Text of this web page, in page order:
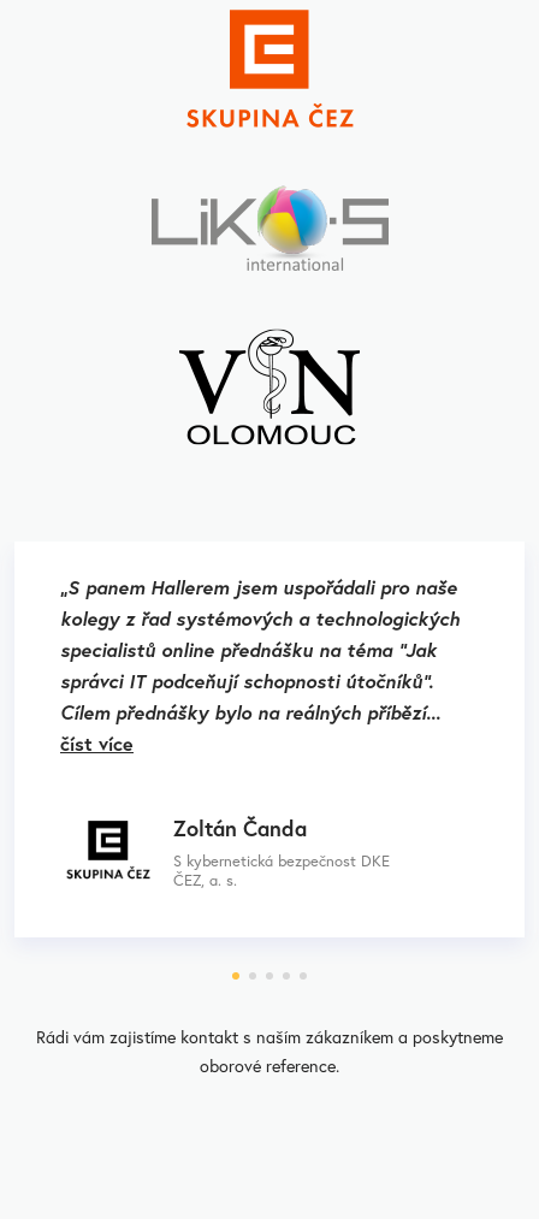
„S panem Hallerem jsem uspořádali pro naše
kolegy z řad systémových a technologických
specialistů online přednášku na téma "Jak
správci IT podceňují schopnosti útočníků".
Cílem přednášky bylo na reálných příbězí...
číst více
Zoltán Čanda
S kybernetická bezpečnost DKE
ČEZ, a. s.
Rádi vám zajistíme kontakt s naším zákazníkem a poskytneme
oborové reference.